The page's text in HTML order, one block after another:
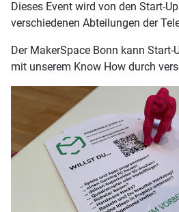
Dieses Event wird von den Start-
verschiedenen Abteilungen der
Der MakerSpace Bonn kann
mit unserem Know How durch